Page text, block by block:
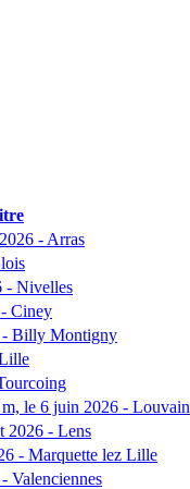
- Arras
- Nivelles
Ciney
- Billy Montigny
le 6 juin 2026 - Louvain
2026 - Lens
- Marquette lez Lille
Valenciennes